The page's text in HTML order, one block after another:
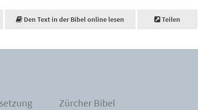
Den Text in der Bibel online lesen Teilen
Zürcher Bibel